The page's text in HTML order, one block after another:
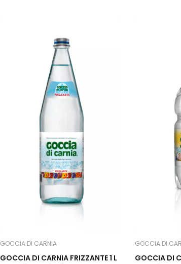
GOCCIA DI CARNIA
GOCCIA DI CARNIA FRIZZANTE 1 L
GOCCIA DI